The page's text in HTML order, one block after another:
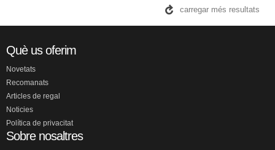
carregar més resultats
Què us oferim
Novetats
Recomanats
Articles de regal
Noticies
Política de privacitat
Sobre nosaltres